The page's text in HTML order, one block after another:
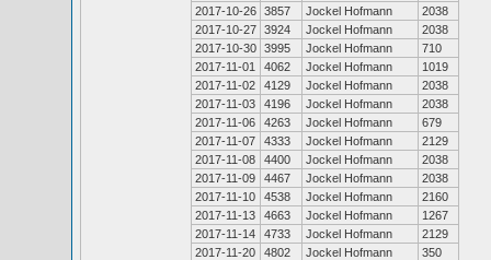
2017-10-26 3857 Jockel Hofmann
2038
2017-10-27 3924 Jockel Hofmann
2038
2017-10-30 3995 Jockel Hofmann
710
2017-11-01
4062 Jockel Hofmann
1019
2017-11-02
4129 Jockel Hofmann
2038
2017-11-03
4196 Jockel Hofmann
2038
2017-11-06
4263 Jockel Hofmann
679
2017-11-07
4333 Jockel Hofmann
2129
2017-11-08
4400 Jockel Hofmann
2038
2017-11-09
4467 Jockel Hofmann
2038
2017-11-10
4538 Jockel Hofmann
2160
2017-11-13
4663 Jockel Hofmann
1267
2017-11-14
4733 Jockel Hofmann
2129
2017-11-20
4802 Jockel Hofmann
350